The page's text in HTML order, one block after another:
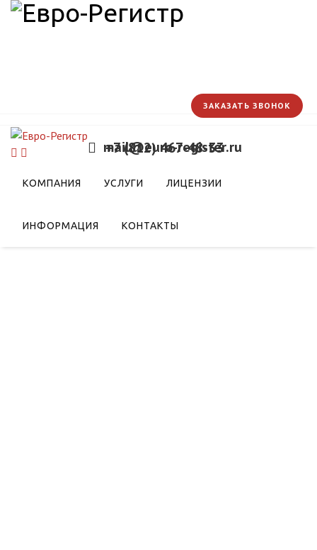
+7 (812) 467-48-33
mail@euro-register.ru
ЗАКАЗАТЬ ЗВОНОК
КОМПАНИЯ УСЛУГИ ЛИЦЕНЗИИ
ИНФОРМАЦИЯ КОНТАКТЫ
по риск-
надзора за